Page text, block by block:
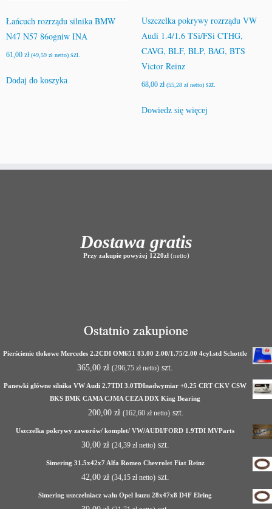
Łańcuch rozrządu silnika BMW
N47 N57 86ogniw INA
61,00 zł (49,59 zł netto) szt.
Dodaj do koszyka
Uszczelka pokrywy rozrządu VW
Audi 1.4/1.6 TSi/FSi CTHG,
CAVG, BLF, BLP, BAG, BTS
Victor Reinz
68,00 zł (55,28 złnetto)szt.
Dowiedz się więcej
Dostawa gratis
Przy zakupie powyżej 1220zł(netto)
Ostatnio zakupione
Pierścienie tłokowe Mercedes 2.2CDI OM651 83.00 2.00/1.75/2.00 4cyl.std Schottle
365,00 zł (296,75 zł netto) szt.
Panewki główne silnika VW Audi 2.7TDI 3.0TDInadwymiar +0.25 CRT CKV CSW
BKS BMK CAMA CJMA CEZA DDX King Bearing
200,00 zł (162,60 zł netto) szt.
Uszczelka pokrywy zaworów/ komplet/ VW/AUDI/FORD 1.9TDI MVParts
30,00 zł (24,39 złnetto)szt.
Simering 31.5x42x7 Alfa Romeo Chevrolet Fiat Reinz
42,00 zł (34,15 złnetto)szt.
Simering uszczelniacz wału Opel Isuzu 28x47x8 D4F Elring